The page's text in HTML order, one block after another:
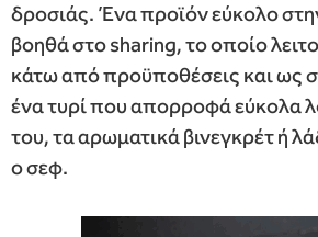
δροσιάς. Ένα προϊόν εύκολο
βοηθά στο sharing, το οποίο
κάτω από προϋποθέσεις και ως
ένα τυρί που απορροφά εύκολα
του, τα αρωματικά βινεγκρέτ ή
ο σεφ.